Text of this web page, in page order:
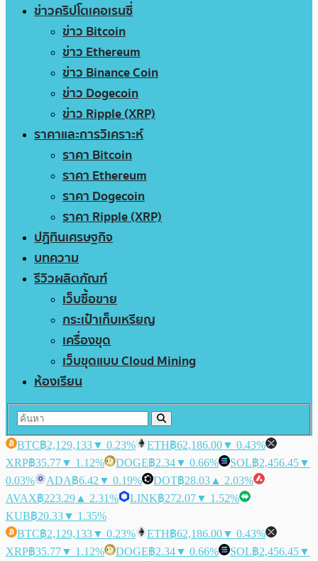
ข่าวคริปโตเคอเรนซี่
ข่าว Bitcoin
ข่าว Ethereum
ข่าว Binance Coin
ข่าว Dogecoin
ข่าว Ripple (XRP)
ราคาและการวิเคราะห์
ราคา Bitcoin
ราคา Ethereum
ราคา Dogecoin
ราคา Ripple (XRP)
ปฏิทินเศรษฐกิจ
บทความ
รีวิวผลิตภัณฑ์
เว็บซื้อขาย
กระเป๋าเก็บเหรียญ
เครื่องขุด
เว็บขุดแบบ Cloud Mining
ห้องเรียน
BTC฿2,129,133▼ 0.23% ETH฿62,186.00▼ 0.43%
XRP฿35.77▼ 1.12% DOGE฿2.34▼ 0.66% SOL฿2,456.45▼
0.03%
ADA฿6.42 ▼ 0.19% DOT฿28.03 ▲ 2.03%
AVAX฿223.29 ▲ 2.31% LINK฿272.07▼ 1.52%
KUB฿20.33▼ 1.35%
BTC฿2,129,133▼ 0.23% ETH฿62,186.00▼ 0.43%
XRP฿35.77▼ 1.12% DOGE฿2.34▼ 0.66% SOL฿2,456.45▼